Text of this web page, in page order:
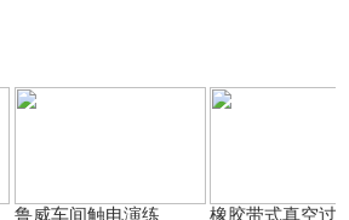
鲁威车间触电演练
橡胶带式真空过